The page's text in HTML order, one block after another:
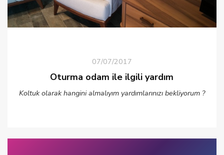
07/07/2017
Oturma odam ile ilgili yardım
Koltuk olarak hangini almalıyım yardımlarınızı bekliyorum ?